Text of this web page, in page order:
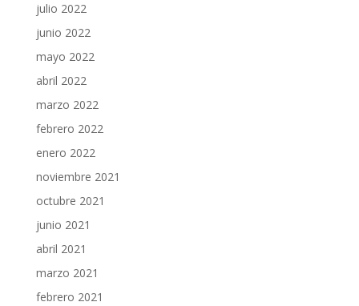
julio 2022
junio 2022
mayo 2022
abril 2022
marzo 2022
febrero 2022
enero 2022
noviembre 2021
octubre 2021
junio 2021
abril 2021
marzo 2021
febrero 2021